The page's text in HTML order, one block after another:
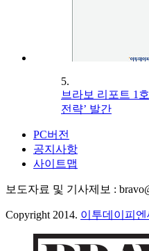
5.
브라보 리포트 1
전략’ 발간
PC버전
공지사항
사이트맵
보도자료 및 기사제보 :
Copyright 2014. 이투데이피엔